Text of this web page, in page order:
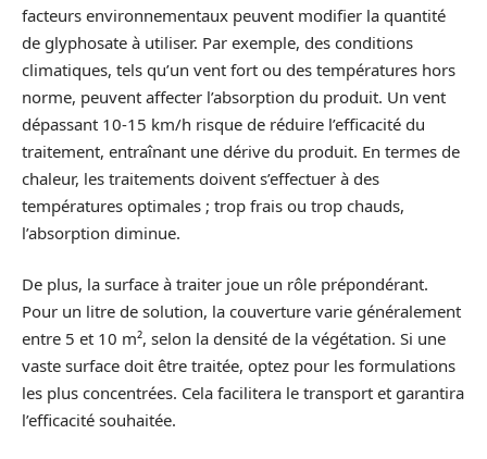
facteurs environnementaux peuvent modifier la quantité
de glyphosate à utiliser. Par exemple, des conditions
climatiques, tels qu’un vent fort ou des températures hors
norme, peuvent affecter l’absorption du produit. Un vent
dépassant 10-15 km/h risque de réduire l’efficacité du
traitement, entraînant une dérive du produit. En termes de
chaleur, les traitements doivent s’effectuer à des
températures optimales ; trop frais ou trop chauds,
l’absorption diminue.
De plus, la surface à traiter joue un rôle prépondérant.
Pour un litre de solution, la couverture varie généralement
entre 5 et 10 m², selon la densité de la végétation. Si une
vaste surface doit être traitée, optez pour les formulations
les plus concentrées. Cela facilitera le transport et garantira
l’efficacité souhaitée.